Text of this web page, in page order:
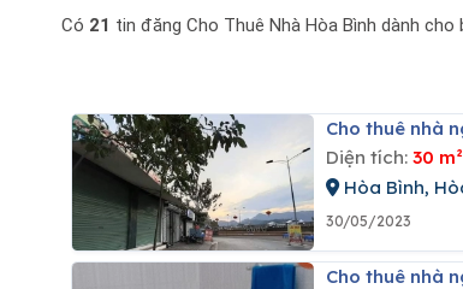
Có 21 tin đăng Cho Thuê Nhà Hòa Bình dành
Cho thuê nhà
Diện tích: 30 m²
Hòa Bình,
30/05/2023
Cho thuê nhà